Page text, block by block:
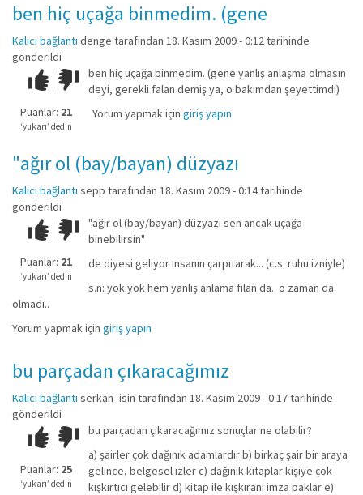
ben hiç uçağa binmedim. (gene
Kalıcı bağlantı denge tarafından 18. Kasım 2009 - 0:12 tarihinde
gönderildi
Çok iyi!O
kadar
iyi
değil!
Puanlar: 21
‘yukarı’ dedin
ben hiç uçağa binmedim. (gene yanlış anlaşma olmasın
deyi, gerekli falan demiş ya, o bakımdan şeyettimdi)
Yorum yapmak için giriş yapın
"ağır ol (bay/bayan) düzyazı
Kalıcı bağlantı sepp tarafından 18. Kasım 2009 - 0:14 tarihinde
gönderildi
Çok iyi!O
kadar
iyi
değil!
Puanlar: 21
‘yukarı’ dedin
"ağır ol (bay/bayan) düzyazı sen ancak uçağa
binebilirsin"
de diyesi geliyor insanın çarpıtarak... (c.s. ruhu izniyle)
s.n: yok yok hem yanlış anlama filan da.. o zaman da
olmadı..
Yorum yapmak için giriş yapın
bu parçadan çıkaracağımız
Kalıcı bağlantı serkan_isin tarafından 18. Kasım 2009 - 0:17 tarihinde
gönderildi
Çok iyi!O
kadar
iyi
değil!
Puanlar: 25
‘yukarı’ dedin
bu parçadan çıkaracağımız sonuçlar ne olabilir?
a) şairler çok dağınık adamlardır b) birkaç şair bir araya
gelince, belgesel izler c) dağınık kitaplar kişiye çok
kışkırtıcı gelebilir d) kitap ile kışkıranı imza paklar e)